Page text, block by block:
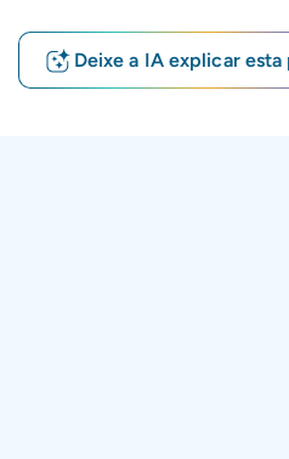
Deixe a IA explicar esta